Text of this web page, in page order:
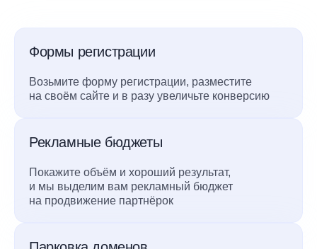
Формы регистрации
Возьмите форму регистрации, разместите
на своём сайте и в разу увеличьте конверсию
Рекламные бюджеты
Покажите объём и хороший результат,
и мы выделим вам рекламный бюджет
на продвижение партнёрок